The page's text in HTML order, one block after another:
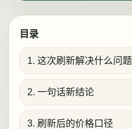
目录
1. 这次刷新解决什么问题
2. 一句话新结论
3. 刷新后的价格口径